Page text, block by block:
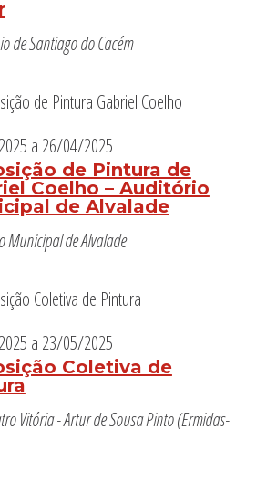
de Santiago do Cacém
de Pintura de
Coelho – Auditório
de Alvalade
a 26/04/2025
Municipal de Alvalade
Coletiva de
a 23/05/2025
Vitória - Artur de Sousa Pinto (Ermidas-